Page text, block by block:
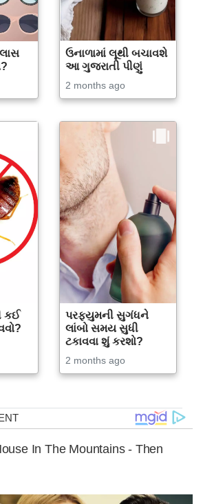
ઉનાળામાં લૂથી બચાવશે
આ ગુજરાતી પીણું
2 months ago
કઈ
પરફ્યુમની સુગંધને
લાંબો સમય સુધી
ટકાવવા શું કરશો?
2 months ago